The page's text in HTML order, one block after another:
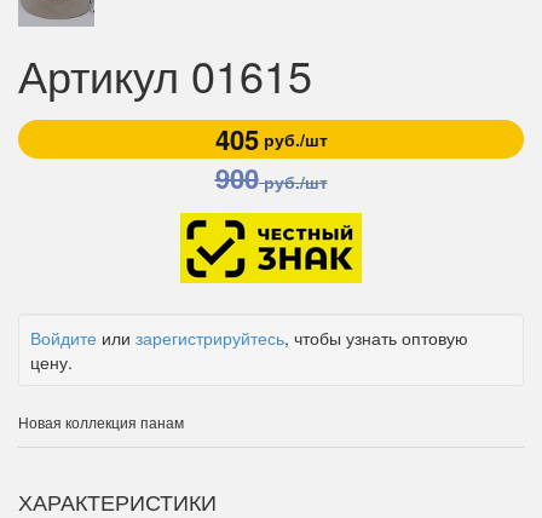
Артикул 01615
405руб./шт
900руб./шт
Войдите или зарегистрируйтесь, чтобы узнать оптовую
цену.
Новая коллекция панам
ХАРАКТЕРИСТИКИ